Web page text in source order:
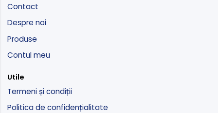
Contact
Despre noi
Produse
Contul meu
Utile
Termeni și condiții
Politica de confidențialitate